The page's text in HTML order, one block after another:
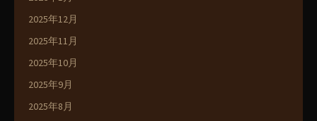
2025年12月
2025年11月
2025年10月
2025年9月
2025年8月